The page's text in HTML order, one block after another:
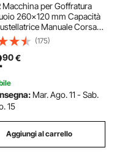
Macchina per Goffratura
260x120 mm Capacità
Manuale Corsa
12 mm Perforatrice
Manuale per Pelle Carta
Plastica Gomma Vari
(175)
90€
Mar. Ago. 11 - Sab.
15
Aggiungi al carrello